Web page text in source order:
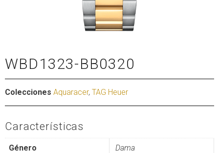
WBD1323-BB0320
Colecciones Aquaracer, TAG Heuer
Características
Género Dama